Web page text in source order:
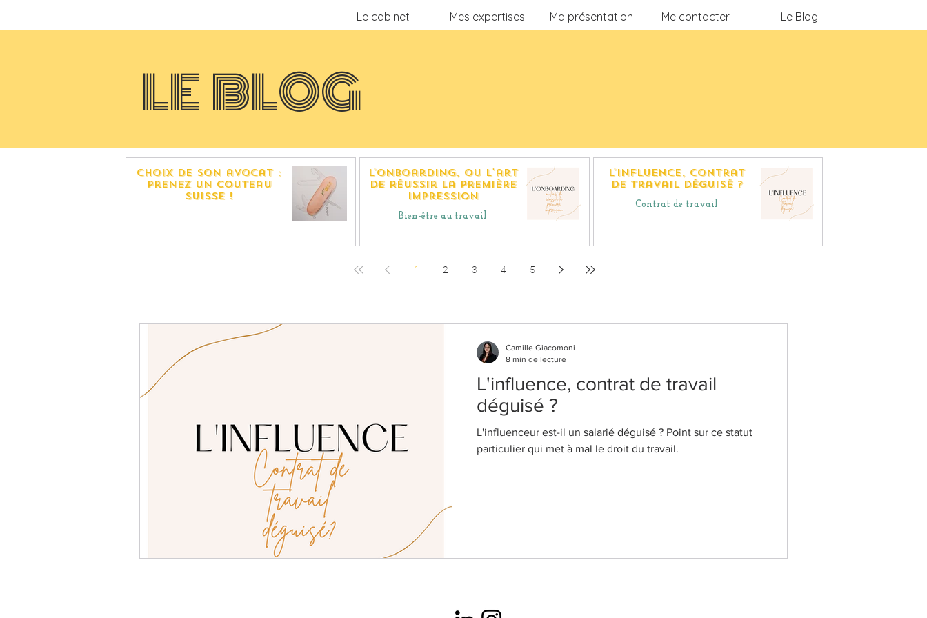
Le cabinet Mes expertises Ma présentation Me contacter Le Blog
LE BLOG
choix de son avocat :
prenez Un couteau
suisse !
L'onboarding, ou l'art
de réussir la première
impression
Bien-être au travail
L'influence, contrat
de travail déguisé ?
Contrat de travail
1 2 3 4 5
L'influence, contrat de travail
déguisé ?
L'influenceur est-il un salarié déguisé ? Point sur ce statut
particulier qui met à mal le droit du travail.
Camille Giacomoni
8 min de lecture